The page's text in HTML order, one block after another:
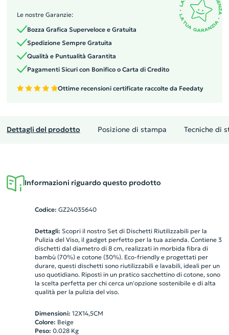
Le nostre Garanzie:
Bozza Grafica Superveloce e Gratuita
Spedizione Sempre Gratuita
Qualità e Puntualità Garantita
Pagamenti Sicuri con Bonifico o Carta di Credito
Ottime recensioni certificate raccolte da Feedaty
Dettagli del prodotto Posizione di stampa Tecniche di
Informazioni riguardo questo prodotto
Codice: GZ24035640
Dettagli: Scopri il nostro Set di Dischetti Riutilizzabili per la
Pulizia del Viso, il gadget perfetto per la tua azienda. Contiene 3
dischetti dal diametro di 8 cm, realizzati in morbida fibra di
bambù (70%) e cotone (30%). Eco-friendly e progettati per
durare, questi dischetti sono riutilizzabili e lavabili, ideali per un
uso quotidiano. Riposti in un pratico sacchettino di cotone, sono
la scelta perfetta per chi cerca un'opzione sostenibile e di alta
qualità per la pulizia del viso.
Dimensioni: 12X14,5CM
Colore: Beige
Peso: 0.028Kg